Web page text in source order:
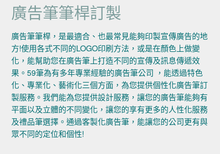
廣告筆筆桿訂製
廣告筆筆桿，是最適合、也最常見能夠印製宣傳廣告的地
方!使用各式不同的LOGO印刷方法，或是在顏色上做變
化，能幫助您在廣告筆上打造不同的宣傳及訊息傳遞效
果。59筆為有多年專業經驗的廣告筆公司 ，能透過特色
化、專業化、藝術化三個方面，為您提供個性化廣告筆訂
製服務。我們能為您提供設計服務，讓您的廣告筆能夠有
平面以及立體的不同變化，讓您的享有更多的人性化服務
及禮品筆選擇。通過客製化廣告筆，能讓您的公司更有與
眾不同的定位和個性!